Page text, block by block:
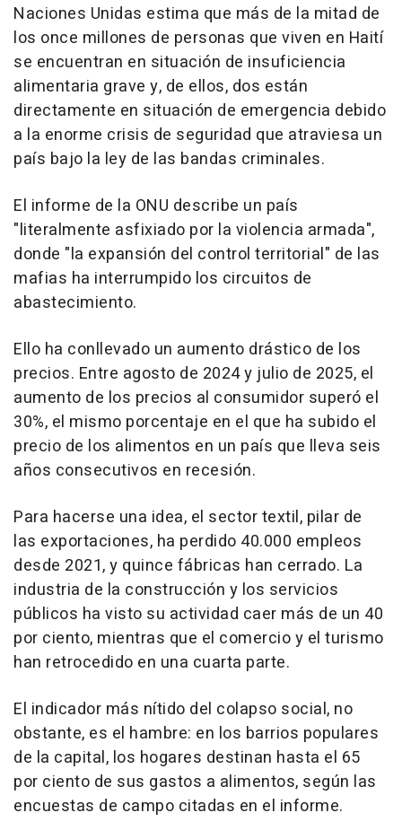
Naciones Unidas estima que más de la mitad de
los once millones de personas que viven en Haití
se encuentran en situación de insuficiencia
alimentaria grave y, de ellos, dos están
directamente en situación de emergencia debido
a la enorme crisis de seguridad que atraviesa un
país bajo la ley de las bandas criminales.
El informe de la ONU describe un país
"literalmente asfixiado por la violencia armada",
donde "la expansión del control territorial" de las
mafias ha interrumpido los circuitos de
abastecimiento.
Ello ha conllevado un aumento drástico de los
precios. Entre agosto de 2024 y julio de 2025, el
aumento de los precios al consumidor superó el
30%, el mismo porcentaje en el que ha subido el
precio de los alimentos en un país que lleva seis
años consecutivos en recesión.
Para hacerse una idea, el sector textil, pilar de
las exportaciones, ha perdido 40.000 empleos
desde 2021, y quince fábricas han cerrado. La
industria de la construcción y los servicios
públicos ha visto su actividad caer más de un 40
por ciento, mientras que el comercio y el turismo
han retrocedido en una cuarta parte.
El indicador más nítido del colapso social, no
obstante, es el hambre: en los barrios populares
de la capital, los hogares destinan hasta el 65
por ciento de sus gastos a alimentos, según las
encuestas de campo citadas en el informe.